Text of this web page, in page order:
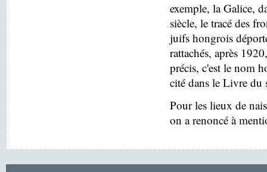
exemple, la Galice,
siècle, le tracé des
juifs hongrois
rattachés, après
précis, c'est le nom
cité dans le Livre du
Pour les lieux de
on a renoncé à